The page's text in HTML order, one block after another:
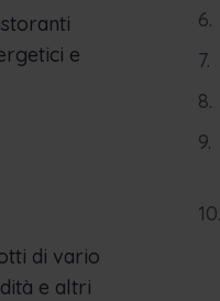
e
di vario
e altri